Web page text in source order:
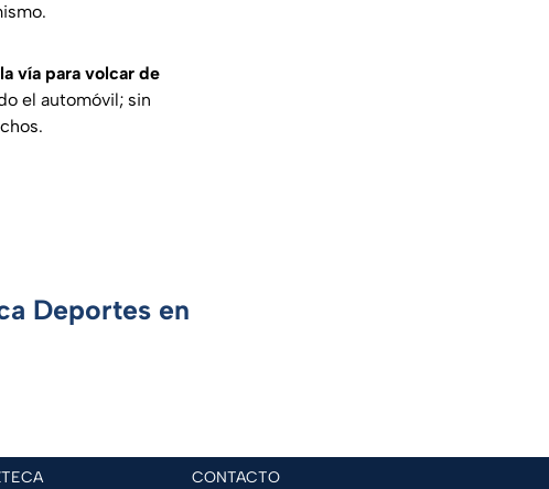
vía para volcar de
el automóvil; sin
Deportes en
CONTACTO